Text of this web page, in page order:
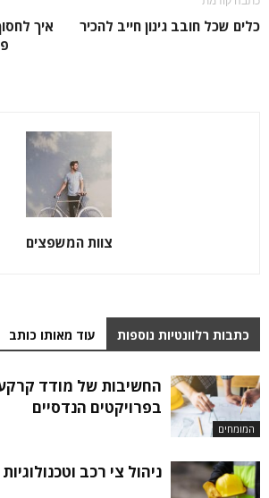
כלים שכל חובב גינון חייב להכיר
איך
צוות המשפצים
כתבות רלוונטיות נוספות עוד מאותו כותב
המומחים
החשיבות של מודד קרקע
בפרויקטים הנדסיים
ניהול צי רכב